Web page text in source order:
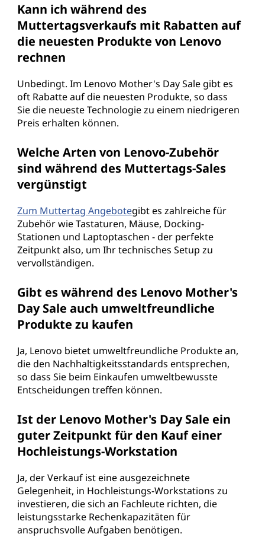
Kann ich während des
Muttertagsverkaufs mit Rabatten auf
die neuesten Produkte von Lenovo
rechnen
Unbedingt. Im Lenovo Mother's Day Sale gibt es
oft Rabatte auf die neuesten Produkte, so dass
Sie die neueste Technologie zu einem niedrigeren
Preis erhalten können.
Welche Arten von Lenovo-Zubehör
sind während des Muttertags-Sales
vergünstigt
Zum Muttertag Angebotegibt es zahlreiche für
Zubehör wie Tastaturen, Mäuse, Docking-
Stationen und Laptoptaschen - der perfekte
Zeitpunkt also, um Ihr technisches Setup zu
vervollständigen.
Gibt es während des Lenovo Mother's
Day Sale auch umweltfreundliche
Produkte zu kaufen
Ja, Lenovo bietet umweltfreundliche Produkte an,
die den Nachhaltigkeitsstandards entsprechen,
so dass Sie beim Einkaufen umweltbewusste
Entscheidungen treffen können.
Ist der Lenovo Mother's Day Sale ein
guter Zeitpunkt für den Kauf einer
Hochleistungs-Workstation
Ja, der Verkauf ist eine ausgezeichnete
Gelegenheit, in Hochleistungs-Workstations zu
investieren, die sich an Fachleute richten, die
leistungsstarke Rechenkapazitäten für
anspruchsvolle Aufgaben benötigen.